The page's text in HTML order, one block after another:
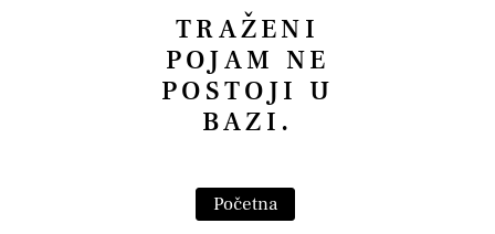
TRAŽENI
POJAM NE
POSTOJI U
BAZI.
Početna